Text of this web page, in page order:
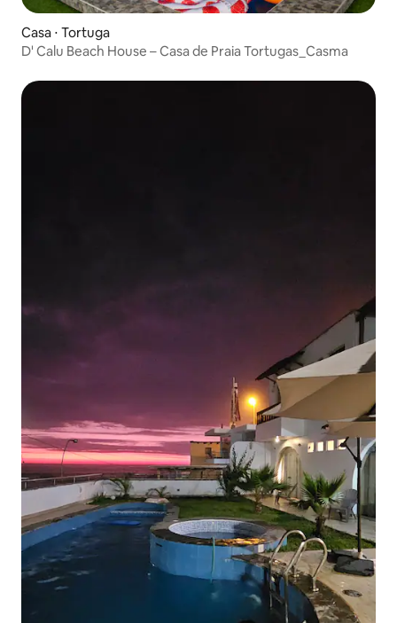
Casa ⋅ Tortuga
D' Calu Beach House – Casa de Praia Tortugas_Casma